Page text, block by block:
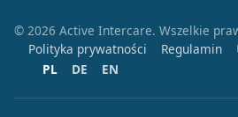
© 2026 Active Intercare. Wszelkie
Polityka prywatności
Regulamin
PL
DE EN